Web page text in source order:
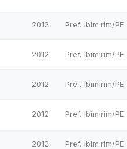
2012 Pref. Ibimirim/PE
2012 Pref. Ibimirim/PE
2012 Pref. Ibimirim/PE
2012 Pref. Ibimirim/PE
2012 Pref. Ibimirim/PE